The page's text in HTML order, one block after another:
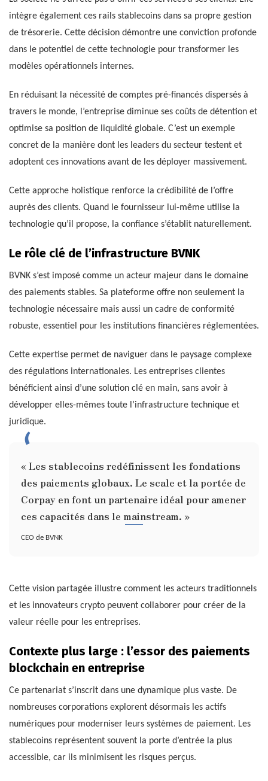
intègre également ces rails stablecoins dans sa propre gestion
de trésorerie. Cette décision démontre une conviction profonde
dans le potentiel de cette technologie pour transformer les
modèles opérationnels internes.
En réduisant la nécessité de comptes pré-financés dispersés à
travers le monde, l’entreprise diminue ses coûts de détention et
optimise sa position de liquidité globale. C’est un exemple
concret de la manière dont les leaders du secteur testent et
adoptent ces innovations avant de les déployer massivement.
Cette approche holistique renforce la crédibilité de l’offre
auprès des clients. Quand le fournisseur lui-même utilise la
technologie qu’il propose, la confiance s’établit naturellement.
Le rôle clé de l’infrastructure BVNK
BVNK s’est imposé comme un acteur majeur dans le domaine
des paiements stables. Sa plateforme offre non seulement la
technologie nécessaire mais aussi un cadre de conformité
robuste, essentiel pour les institutions financières réglementées.
Cette expertise permet de naviguer dans le paysage complexe
des régulations internationales. Les entreprises clientes
bénéficient ainsi d’une solution clé en main, sans avoir à
développer elles-mêmes toute l’infrastructure technique et
juridique.
« Les stablecoins redéfinissent les fondations
des paiements globaux. Le scale et la portée de
Corpay en font un partenaire idéal pour amener
ces capacités dans le mainstream. »
CEO de BVNK
Cette vision partagée illustre comment les acteurs traditionnels
et les innovateurs crypto peuvent collaborer pour créer de la
valeur réelle pour les entreprises.
Contexte plus large : l’essor des paiements
blockchain en entreprise
Ce partenariat s’inscrit dans une dynamique plus vaste. De
nombreuses corporations explorent désormais les actifs
numériques pour moderniser leurs systèmes de paiement. Les
stablecoins représentent souvent la porte d’entrée la plus
accessible, car ils minimisent les risques perçus.